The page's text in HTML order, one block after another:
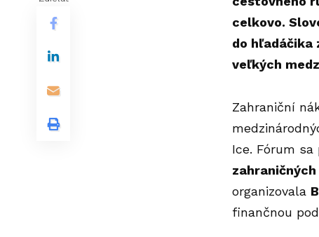
celkovo.
do hľadáčika
veľkých
Zahraniční
Ice. Fórum
organizovala
finančnou